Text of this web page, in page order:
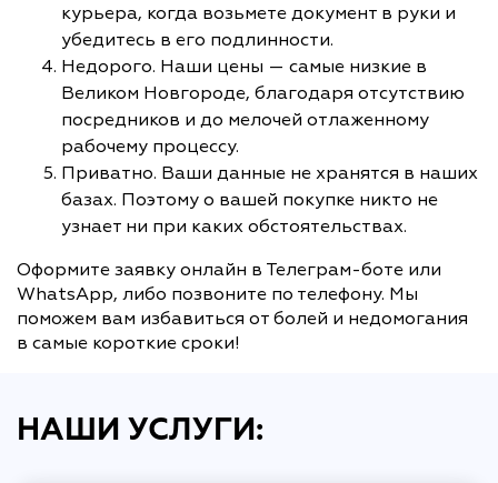
курьера, когда возьмете документ в руки и
убедитесь в его подлинности.
Недорого. Наши цены — самые низкие в
Великом Новгороде, благодаря отсутствию
посредников и до мелочей отлаженному
рабочему процессу.
Приватно. Ваши данные не хранятся в наших
базах. Поэтому о вашей покупке никто не
узнает ни при каких обстоятельствах.
Оформите заявку онлайн в Телеграм-боте или
WhatsApp, либо позвоните по телефону. Мы
поможем вам избавиться от болей и недомогания
в самые короткие сроки!
НАШИ УСЛУГИ: